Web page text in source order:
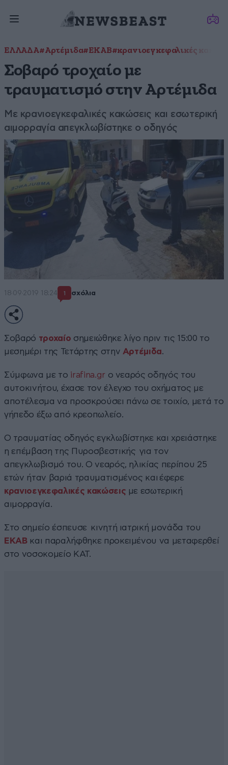
ΕΛΛΑΔΑ#Αρτέμιδα#ΕΚΑΒ#κρανιοεγκεφαλικές
Σοβαρό τροχαίο με
τραυματισμό στην Αρτέμιδα
Με κρανιοεγκεφαλικές κακώσεις και εσωτερική
αιμορραγία απεγκλωβίστηκε ο οδηγός
18·09·2019 18:24 1 σχόλια
Σοβαρό τροχαίο σημειώθηκε λίγο πριν τις 15:00 το
μεσημέρι της Τετάρτης στην Αρτέμιδα.
Σύμφωνα με το irafina.gr ο νεαρός οδηγός του
αυτοκινήτου, έχασε τον έλεγχο του οχήματος με
αποτέλεσμα να προσκρούσει πάνω σε τοιχίο, μετά το
γήπεδο έξω από κρεοπωλείο.
O τραυματίας οδηγός εγκλωβίστηκε και χρειάστηκε
η επέμβαση της Πυροσβεστικής για τον
απεγκλωβισμό του. O νεαρός, ηλικίας περίπου 25
ετών ήταν βαριά τραυματισμένος και έφερε
κρανιοεγκεφαλικές κακώσεις με εσωτερική
αιμορραγία.
Στο σημείο έσπευσε κινητή ιατρική μονάδα του
ΕΚΑΒκαι παραλήφθηκε προκειμένου να μεταφερθεί
στο νοσοκομείο ΚΑΤ.